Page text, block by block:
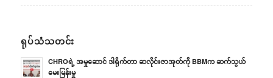
ရုပ်သံသတင်း
CHROရဲ့ အမှုဆောင် ဒါရိုက်တာ ဆလိုင်းဇာအုတ်ကို BBMက ဆက်သွယ်
မေးမြန်းမှု